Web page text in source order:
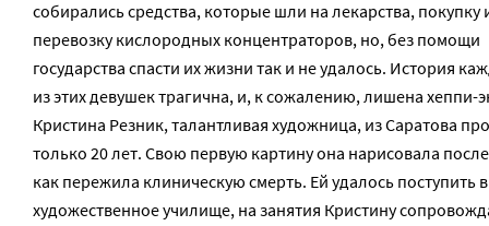
собирались средства, которые шли на лекарства, покупку
перевозку кислородных концентраторов, но, без помощи
государства спасти их жизни так и не удалось. История
из этих девушек трагична, и, к сожалению, лишена хеппи-
Кристина Резник, талантливая художница, из Саратова
только 20 лет. Свою первую картину она нарисовала
как пережила клиническую смерть. Ей удалось поступить в
художественное училище, на занятия Кристину